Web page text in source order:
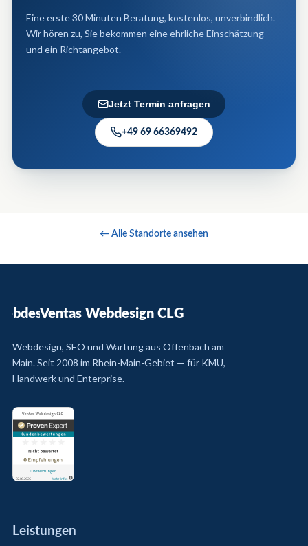
Eine erste 30 Minuten Beratung, kostenlos, unverbindlich.
Wir hören zu, Sie bekommen eine ehrliche Einschätzung
und ein Richt​angebot.
Jetzt Termin anfragen
+49 69 66369492
← Alle Standorte ansehen
Ventas Webdesign CLG
Webdesign, SEO und Wartung aus Offenbach am
Main. Seit 2008 im Rhein-Main-Gebiet — für KMU,
Handwerk und Enterprise.
Leistungen